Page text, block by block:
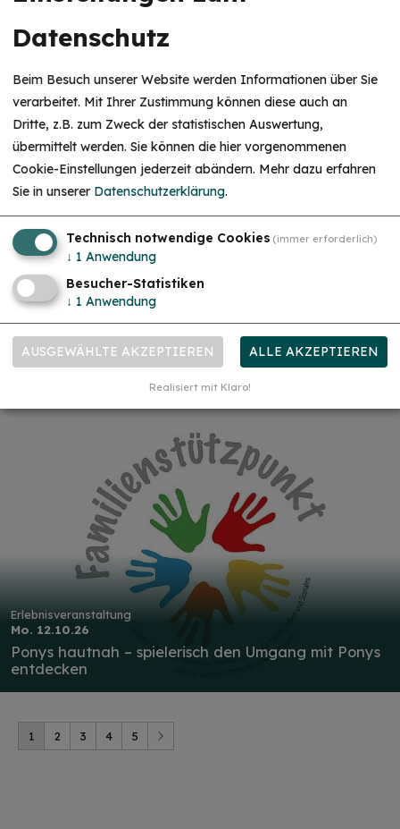
Vortrags- und Informationsveranstaltungen
Do. 10.09.26
Baby- & Kleinkindschlaf verstehen
Workshops & Seminare
Do. 17.09.26
"Wie Familienleben leichter wird wenn alle wirklich
gesehen werden"
Bedürfnisorientiert leben, ohne dich selbst zu verlieren
Erlebnisveranstaltung
Mo. 12.10.26
Ponys hautnah – spielerisch den Umgang mit Ponys
entdecken
1 2 3 4 5
HINWEIS
Christkind & Engel gesucht!
Wir suchen dich als Christkind oder Engel. Hast
du Lust das Gesicht der Treuchtlinger
Schlossweihnacht zu sein, den Gästen ein
Lächeln ins Gesicht zu zaubern und Freude und
Herzlichkeit auszustrahlen? Dann melde dich
Datenschutz
Beim Besuch unserer Website werden Informationen über Sie
verarbeitet. Mit Ihrer Zustimmung können diese auch an
Dritte, z.B. zum Zweck der statistischen Auswertung,
übermittelt werden. Sie können die hier vorgenommenen
Cookie-Einstellungen jederzeit abändern. Mehr dazu erfahren
Sie in unserer Datenschutzerklärung.
Technisch notwendige Cookies (immer erforderlich)
↓ 1 Anwendung
Besucher-Statistiken
↓ 1 Anwendung
AUSGEWÄHLTE AKZEPTIEREN ALLE AKZEPTIEREN
Realisiert mit Klaro!